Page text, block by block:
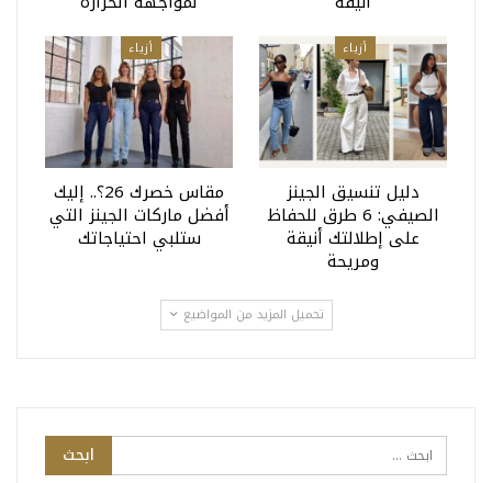
أزياء
دليل تنسيق الجينز
الصيفي: 6 طرق للحفاظ
على إطلالتك أنيقة
ومريحة
أزياء
مقاس خصرك 26؟.. إليك
أفضل ماركات الجينز التي
ستلبي احتياجاتك
تحميل المزيد من المواضيع